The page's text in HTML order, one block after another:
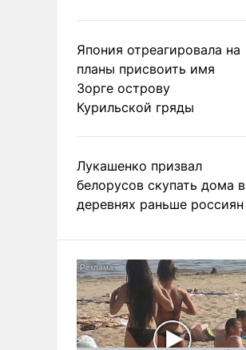
Япония отреагировала на
планы присвоить имя
Зорге острову
Курильской гряды
Лукашенко призвал
белорусов скупать дома в
деревнях раньше россиян